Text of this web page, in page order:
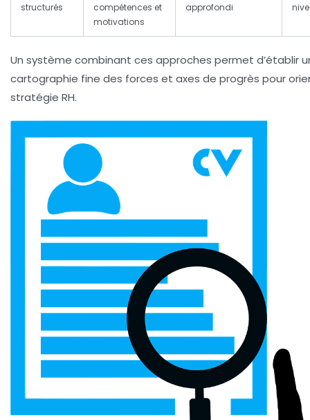
structurés
compétences et
motivations
approfondi
Un système combinant ces approches permet d’établir
cartographie fine des forces et axes de progrès pour
stratégie RH.